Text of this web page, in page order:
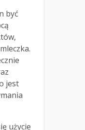
być
jest
użycie